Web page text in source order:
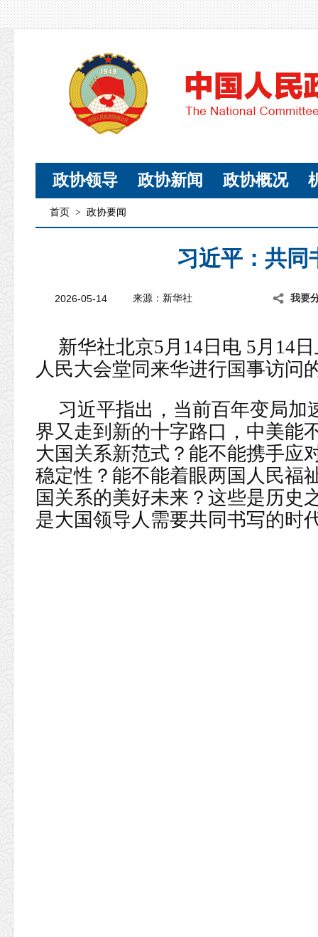
政协领导 政协新闻 政协概况
首页 > 政协要闻
习近平：共同
2026-05-14 来源：新华社 我要
新华社北京5月14日电 5月14
人民大会堂同来华进行国事访问
习近平指出，当前百年变局加
界又走到新的十字路口，中美能
大国关系新范式？能不能携手应
稳定性？能不能着眼两国人民福
国关系的美好未来？这些是历史
是大国领导人需要共同书写的时